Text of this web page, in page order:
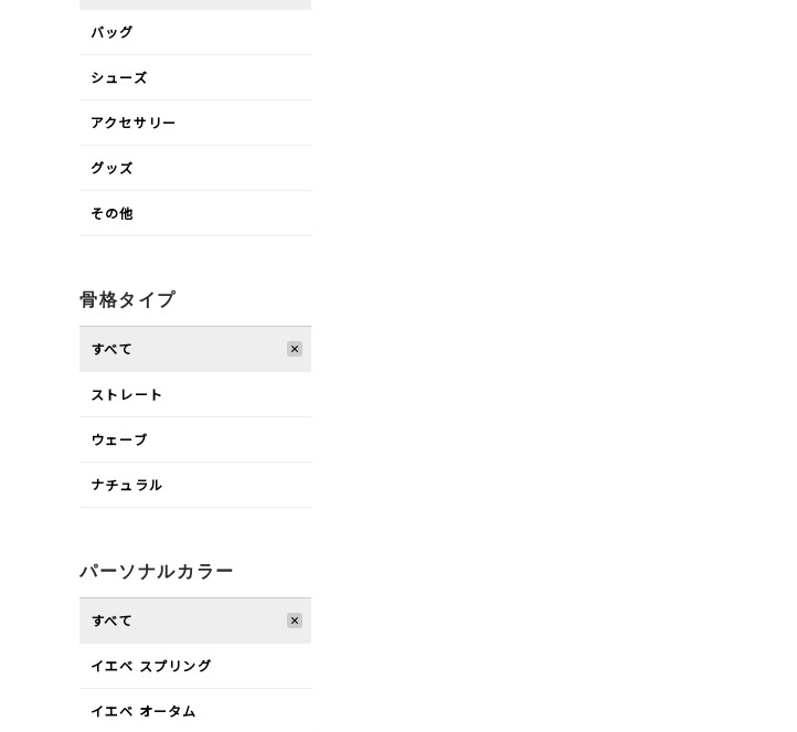
バッグ
シューズ
アクセサリー
グッズ
その他
骨格タイプ
すべて
ストレート
ウェーブ
ナチュラル
パーソナルカラー
すべて
イエベ スプリング
イエベ オータム